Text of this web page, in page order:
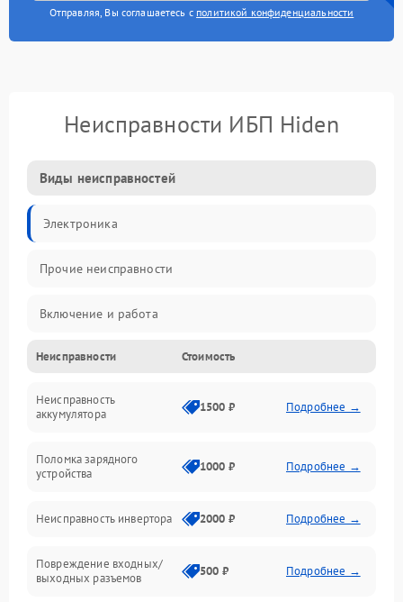
Отправляя, Вы соглашаетесь с политикой конфиденциальности
Неисправности ИБП Hiden
Виды неисправностей
Электроника
Прочие неисправности
Включение и работа
Работа с нагрузкой
Звук и индикация
Механические повреждения
Неисправности Стоимость
Неисправность
аккумулятора
1500 ₽ Подробнее →
Поломка зарядного
устройства
1000 ₽ Подробнее →
Неисправность инвертора 2000 ₽ Подробнее →
Повреждение входных/
выходных разъемов
500 ₽ Подробнее →